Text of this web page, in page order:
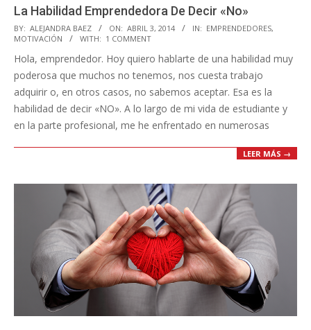
La Habilidad Emprendedora De Decir «No»
2014-
04-
03
BY: ALEJANDRA BAEZ ON: ABRIL 3, 2014 IN: EMPRENDEDORES,
MOTIVACIÓN
WITH: 1 COMMENT
Hola, emprendedor. Hoy quiero hablarte de una habilidad muy
poderosa que muchos no tenemos, nos cuesta trabajo
adquirir o, en otros casos, no sabemos aceptar. Esa es la
habilidad de decir «NO». A lo largo de mi vida de estudiante y
en la parte profesional, me he enfrentado en numerosas
LEER MÁS →